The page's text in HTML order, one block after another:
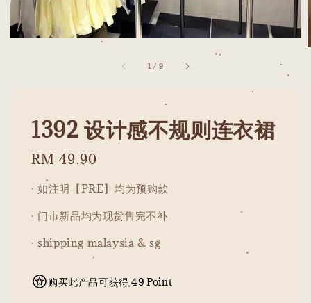
1 / 9
1392 设计感不规则连衣裙
Regular
price
RM 49.90
· 如注明【PRE】均为预购款
· 门市新品均为现货售完不补
· shipping malaysia & sg
购买此产品可获得 49 Point